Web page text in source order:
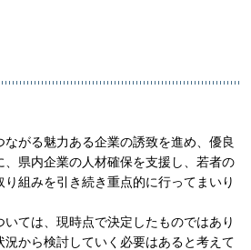
がる魅力ある企業の誘致を進め、優良
、県内企業の人材確保を支援し、若者の
組みを引き続き重点的に行ってまいり
ては、現時点で決定したものではあり
況から検討していく必要はあると考えて